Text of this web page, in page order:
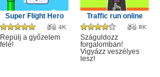
Super Flight Hero
4K
Repülj a győzelem
felé!
Traffic run online
8K
Száguldozz
forgalomban!
Vigyázz veszélyes
lesz!